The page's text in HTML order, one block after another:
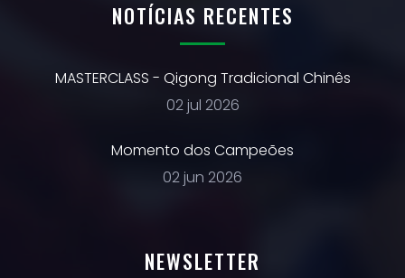
NOTÍCIAS RECENTES
MASTERCLASS - Qigong Tradicional Chinês
02 jul 2026
Momento dos Campeões
02 jun 2026
NEWSLETTER